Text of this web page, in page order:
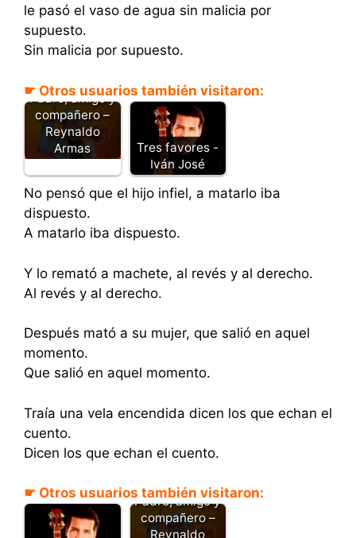
le pasó el vaso de agua sin malicia por
supuesto.
Sin malicia por supuesto.
☛ Otros usuarios también visitaron:
Padre, amigo y
compañero –
Reynaldo
Armas
Tres favores -
Iván José
No pensó que el hijo infiel, a matarlo iba
dispuesto.
A matarlo iba dispuesto.
Y lo remató a machete, al revés y al derecho.
Al revés y al derecho.
Después mató a su mujer, que salió en aquel
momento.
Que salió en aquel momento.
Traía una vela encendida dicen los que echan el
cuento.
Dicen los que echan el cuento.
☛ Otros usuarios también visitaron:
Padre, amigo y
compañero –
Reynaldo